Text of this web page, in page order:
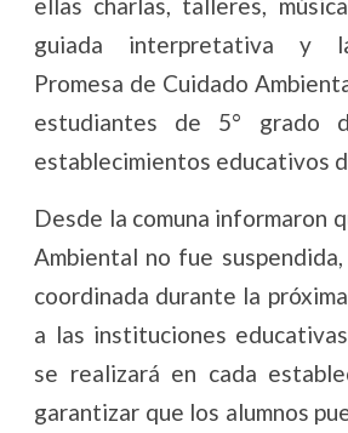
ellas charlas, talleres,
guiada interpretativa y
Promesa de Cuidado
estudiantes de 5° grado
establecimientos educativos
Desde la comuna informaron
Ambiental no fue
coordinada durante la
a las instituciones
se realizará en cada
garantizar que los alumnos